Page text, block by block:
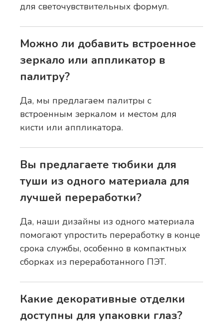
для светочувствительных формул.
Можно ли добавить встроенное
зеркало или аппликатор в
палитру?
Да, мы предлагаем палитры с
встроенным зеркалом и местом для
кисти или аппликатора.
Вы предлагаете тюбики для
туши из одного материала для
лучшей переработки?
Да, наши дизайны из одного материала
помогают упростить переработку в конце
срока службы, особенно в компактных
сборках из переработанного ПЭТ.
Какие декоративные отделки
доступны для упаковки глаз?